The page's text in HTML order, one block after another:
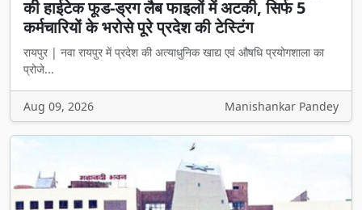
की हाईटेक फूड-ड्रग लैब फाइलों में अटकी, सिर्फ 5
कर्मचारियों के भरोसे पूरे प्रदेश की टेस्टिंग
रायपुर | नवा रायपुर में प्रदेश की अत्याधुनिक खाद्य एवं औषधि प्रयोगशाला का
प्रोजे...
Aug 09, 2026 Manishankar Pandey